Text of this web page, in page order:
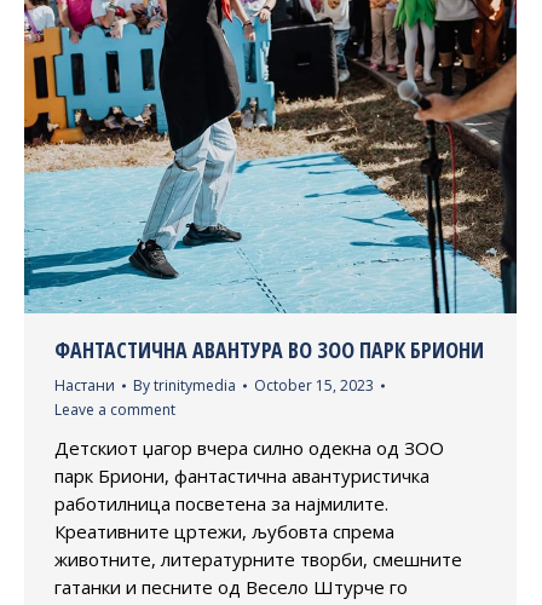
ФАНТАСТИЧНА АВАНТУРА ВО ЗОО ПАРК БРИОНИ
Настани Bytrinitymedia
October 15, 2023
Leave a comment
Детскиот џагор вчера силно одекна од ЗОО
парк Бриони, фантастична авантуристичка
работилница посветена за најмилите.
Креативните цртежи, љубовта спрема
животните, литературните творби, смешните
гатанки и песните од Весело Штурче го